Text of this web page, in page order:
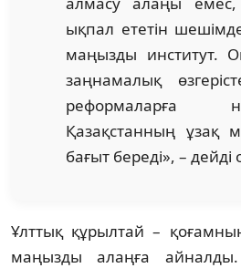
ықпал ететін
маңызды институт.
заңнамалық
реформаларға
Қазақстанның ұзақ
бағыт береді», – дейді
Ұлттық құрылтай – қоғамның
маңызды алаңға айналды.